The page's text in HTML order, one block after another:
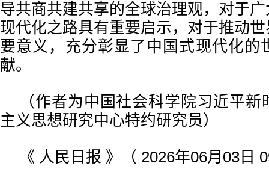
导共商共建共享的全球治理观，对于
现代化之路具有重要启示，对于推动
要意义，充分彰显了中国式现代化的
献。
（作者为中国社会科学院习近平
主义思想研究中心特约研究员）
《 人民日报 》（ 2026年06月03日